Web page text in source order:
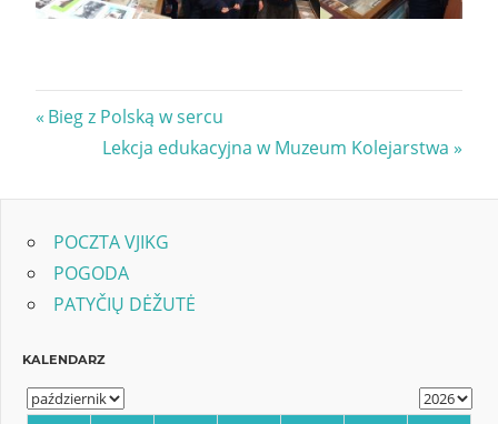
Nawigacja
wpisu
Previous
Bieg z Polską w sercu
Next
Lekcja edukacyjna w Muzeum Kolejarstwa
POCZTA VJIKG
POGODA
PATYČIŲ DĖŽUTĖ